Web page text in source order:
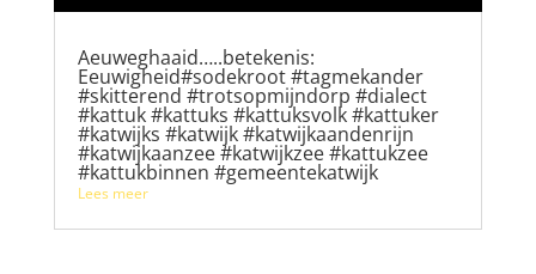
Aeuweghaaid…..betekenis:
Eeuwigheid#sodekroot #tagmekander
#skitterend #trotsopmijndorp #dialect
#kattuk #kattuks #kattuksvolk #kattuker
#katwijks #katwijk #katwijkaandenrijn
#katwijkaanzee #katwijkzee #kattukzee
#kattukbinnen #gemeentekatwijk
Lees meer